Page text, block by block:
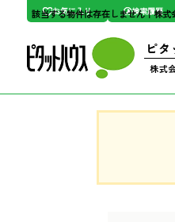
該当する物件は存在しません｜株式
お気に入り 検索履歴